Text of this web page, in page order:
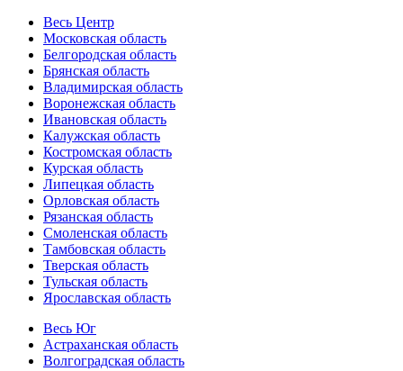
Весь Центр
Московская область
Белгородская область
Брянская область
Владимирская область
Воронежская область
Ивановская область
Калужская область
Костромская область
Курская область
Липецкая область
Орловская область
Рязанская область
Смоленская область
Тамбовская область
Тверская область
Тульская область
Ярославская область
Весь Юг
Астраханская область
Волгоградская область